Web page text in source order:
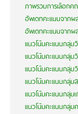
ภาพรวมการเลือกค
อัพเดทคะแนนจากผ
อัพเดทคะแนนจากผ
แนวโน้มคะแนนกลุ่ม
แนวโน้มคะแนนกลุ่ม
แนวโน้มคะแนนกลุ่ม
แนวโน้มคะแนนกลุ่ม
แนวโน้มคะแนนกลุ่ม
แนวโน้มคะแนนกลุ่ม